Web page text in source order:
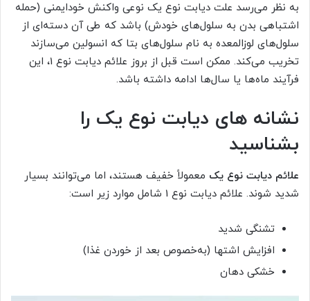
به نظر می‌رسد علت دیابت نوع یک نوعی واکنش خودایمنی (حمله
اشتباهی بدن به سلول‌های خودش) باشد که طی آن دسته‌ای از
سلول‌های لوزالمعده به نام سلول‌های بتا که انسولین می‌سازند
تخریب می‌کند. ممکن است قبل از بروز علائم دیابت نوع 1، این
فرآیند ماه‌ها یا سال‌ها ادامه داشته باشد.
نشانه های دیابت نوع یک را
بشناسید
علائم دیابت نوع یک معمولاً خفیف هستند، اما می‌توانند بسیار
شدید شوند. علائم دیابت نوع 1 شامل موارد زیر است:
تشنگی شدید
افزایش اشتها (به‌خصوص بعد از خوردن غذا)
خشکی دهان